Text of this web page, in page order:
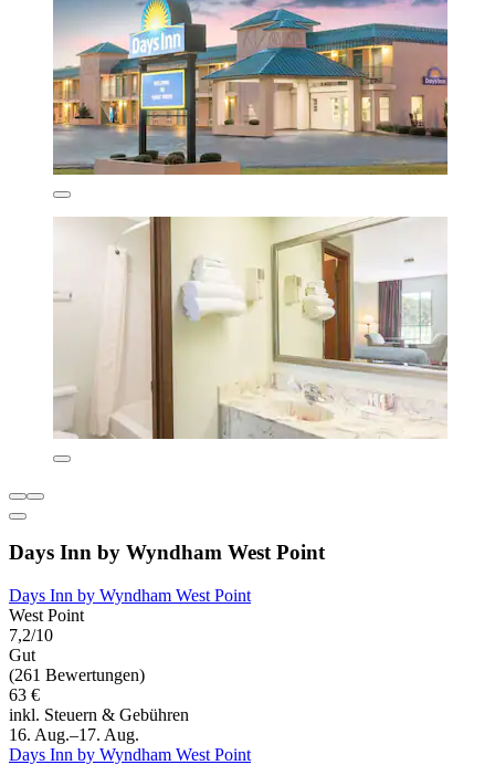
Days Inn by Wyndham West Point
Days Inn by Wyndham West Point
West Point
7,2/10
Gut
(261 Bewertungen)
63 €
inkl. Steuern & Gebühren
16. Aug.–17. Aug.
Days Inn by Wyndham West Point